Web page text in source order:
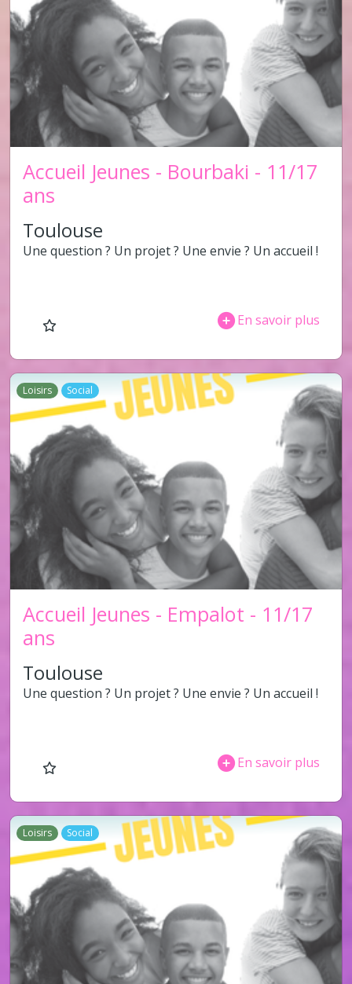
Accueil Jeunes - Bourbaki - 11/17
ans
Toulouse
Une question ? Un projet ? Une envie ? Un accueil !
En savoir plus
Loisirs Social
Accueil Jeunes - Empalot - 11/17
ans
Toulouse
Une question ? Un projet ? Une envie ? Un accueil !
En savoir plus
Loisirs Social